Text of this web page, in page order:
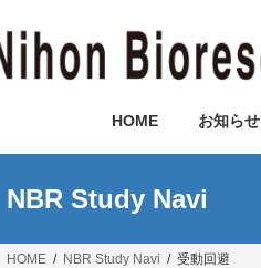
HOME お知らせ
NBR Study Navi
HOME NBR Study Navi 受動回避